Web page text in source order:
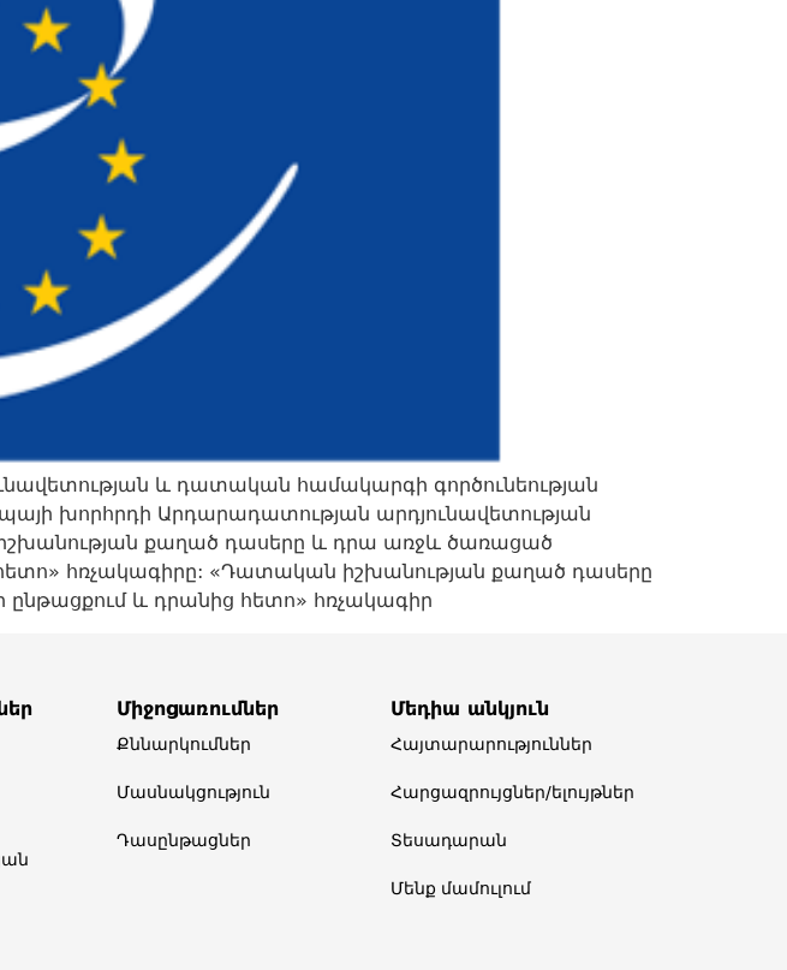
և դատական համակարգի գործունեության
խորհրդի Արդարադատության արդյունավետության
իշխանության քաղած դասերը և դրա առջև ծառացած
հռչակագիրը: «Դատական իշխանության քաղած դասերը
և դրանից հետո» հռչակագիր
Միջոցառումներ
Քննարկումներ
Մասնակցություն
Դասընթացներ
Մեդիա անկյուն
Հայտարարություններ
Հարցազրույցներ/ելույթներ
Տեսադարան
Մենք մամուլում